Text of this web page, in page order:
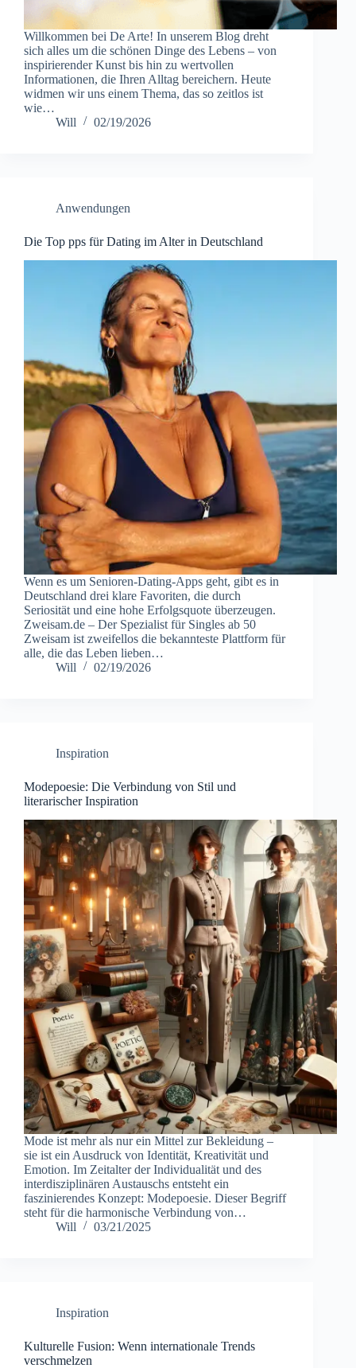
Willkommen bei De Arte! In unserem Blog dreht
sich alles um die schönen Dinge des Lebens – von
inspirierender Kunst bis hin zu wertvollen
Informationen, die Ihren Alltag bereichern. Heute
widmen wir uns einem Thema, das so zeitlos ist
wie…
Will
02/19/2026
Anwendungen
Die Top pps für Dating im Alter in Deutschland
Wenn es um Senioren-Dating-Apps geht, gibt es in
Deutschland drei klare Favoriten, die durch
Seriosität und eine hohe Erfolgsquote überzeugen.
Zweisam.de – Der Spezialist für Singles ab 50
Zweisam ist zweifellos die bekannteste Plattform für
alle, die das Leben lieben…
Will
02/19/2026
Inspiration
Modepoesie: Die Verbindung von Stil und
literarischer Inspiration
Mode ist mehr als nur ein Mittel zur Bekleidung –
sie ist ein Ausdruck von Identität, Kreativität und
Emotion. Im Zeitalter der Individualität und des
interdisziplinären Austauschs entsteht ein
faszinierendes Konzept: Modepoesie. Dieser Begriff
steht für die harmonische Verbindung von…
Will
03/21/2025
Inspiration
Kulturelle Fusion: Wenn internationale Trends
verschmelzen